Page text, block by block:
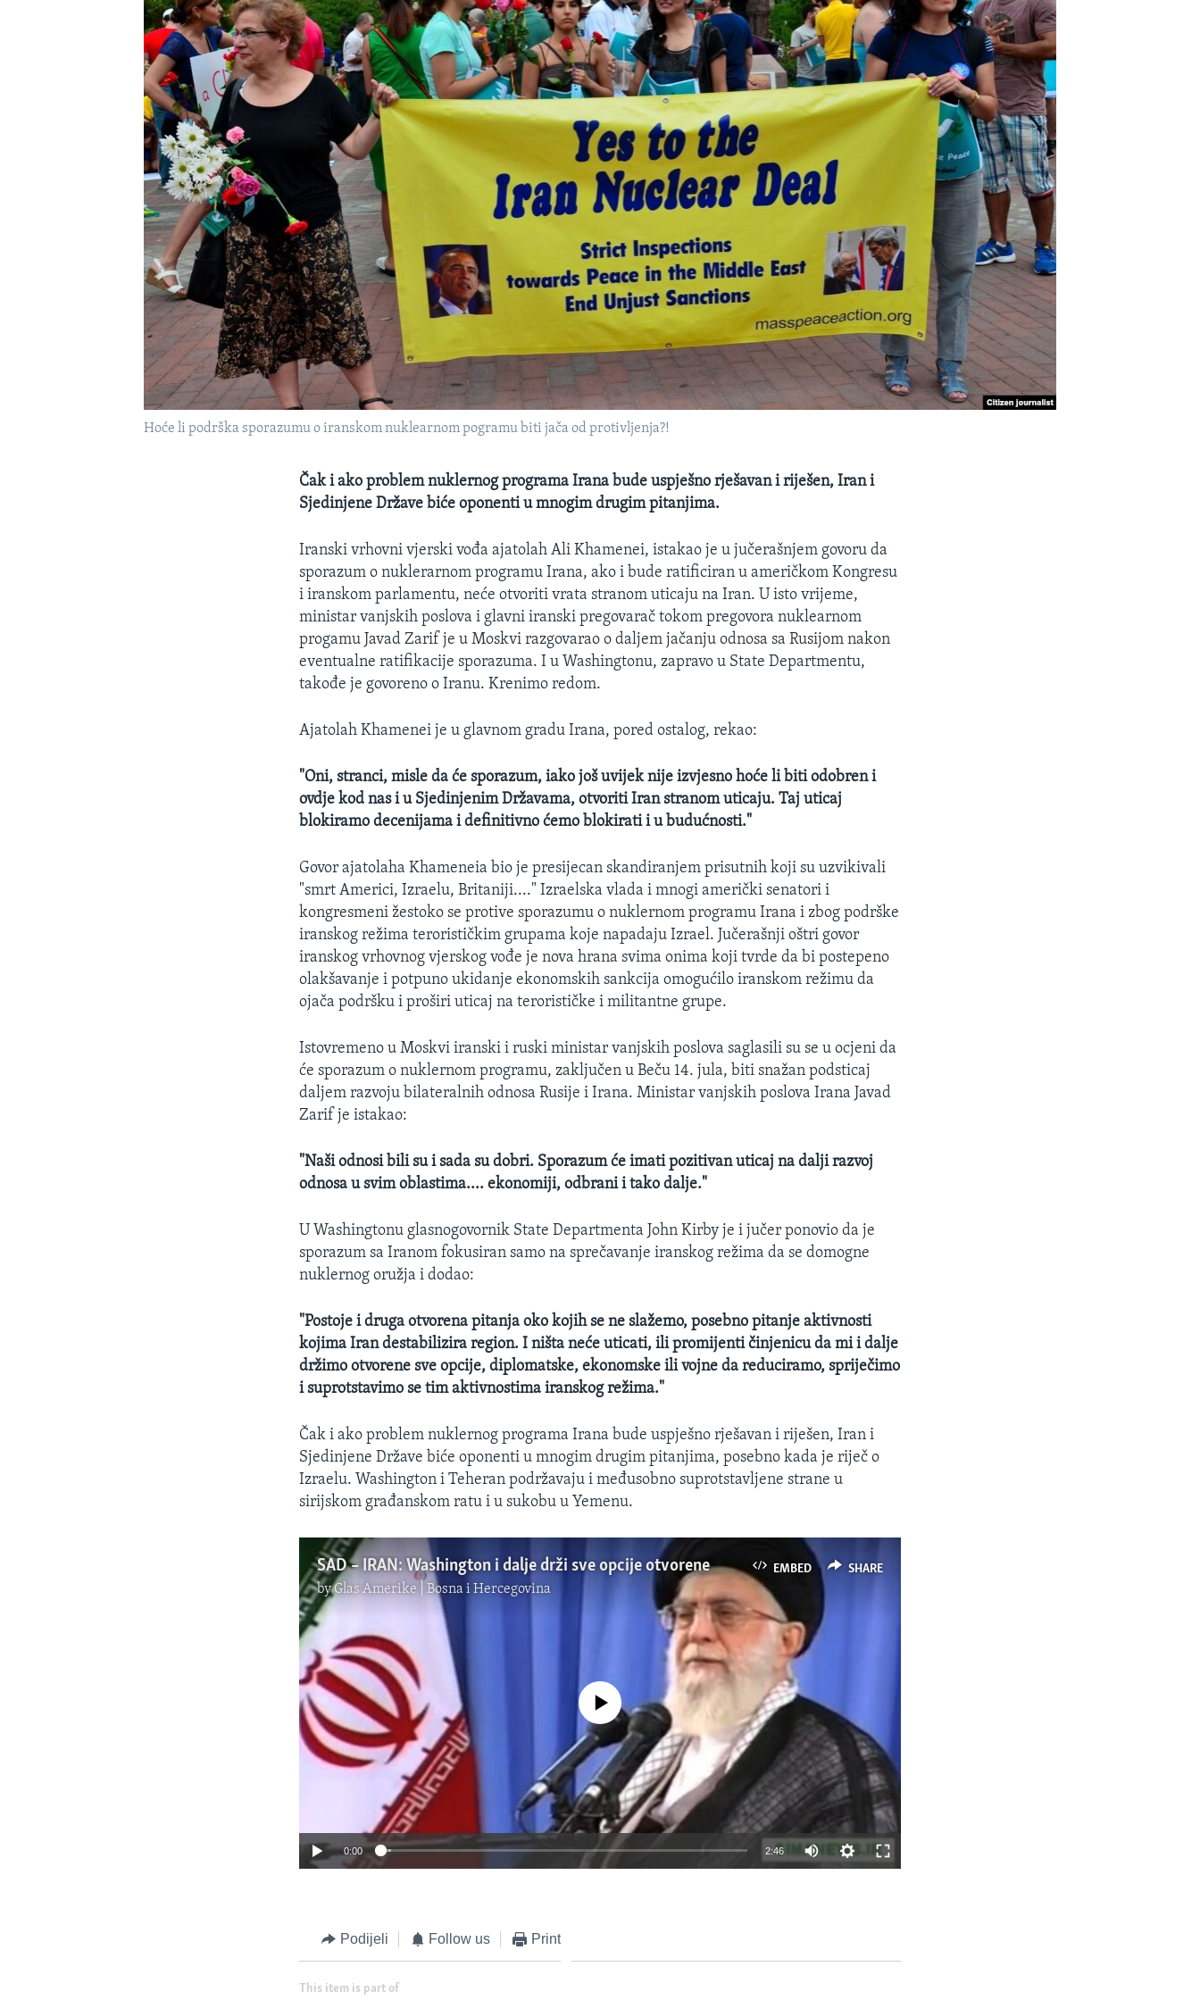
Hoće li podrška sporazumu o iranskom nuklearnom pogramu biti jača od protivljenja?!
Čak i ako problem nuklernog programa Irana bude uspješno rješavan i riješen, Iran i
Sjedinjene Države biće oponenti u mnogim drugim pitanjima.
Iranski vrhovni vjerski vođa ajatolah Ali Khamenei, istakao je u jučerašnjem govoru da
sporazum o nuklerarnom programu Irana, ako i bude ratificiran u američkom Kongresu
i iranskom parlamentu, neće otvoriti vrata stranom uticaju na Iran. U isto vrijeme,
ministar vanjskih poslova i glavni iranski pregovarač tokom pregovora nuklearnom
progamu Javad Zarif je u Moskvi razgovarao o daljem jačanju odnosa sa Rusijom nakon
eventualne ratifikacije sporazuma. I u Washingtonu, zapravo u State Departmentu,
takođe je govoreno o Iranu. Krenimo redom.
Ajatolah Khamenei je u glavnom gradu Irana, pored ostalog, rekao:
"Oni, stranci, misle da će sporazum, iako još uvijek nije izvjesno hoće li biti odobren i
ovdje kod nas i u Sjedinjenim Državama, otvoriti Iran stranom uticaju. Taj uticaj
blokiramo decenijama i definitivno ćemo blokirati i u budućnosti."
Govor ajatolaha Khameneia bio je presijecan skandiranjem prisutnih koji su uzvikivali
"smrt Americi, Izraelu, Britaniji...." Izraelska vlada i mnogi američki senatori i
kongresmeni žestoko se protive sporazumu o nuklernom programu Irana i zbog podrške
iranskog režima terorističkim grupama koje napadaju Izrael. Jučerašnji oštri govor
iranskog vrhovnog vjerskog vođe je nova hrana svima onima koji tvrde da bi postepeno
olakšavanje i potpuno ukidanje ekonomskih sankcija omogućilo iranskom režimu da
ojača podršku i proširi uticaj na terorističke i militantne grupe.
Istovremeno u Moskvi iranski i ruski ministar vanjskih poslova saglasili su se u ocjeni da
će sporazum o nuklernom programu, zaključen u Beču 14. jula, biti snažan podsticaj
daljem razvoju bilateralnih odnosa Rusije i Irana. Ministar vanjskih poslova Irana Javad
Zarif je istakao:
"Naši odnosi bili su i sada su dobri. Sporazum će imati pozitivan uticaj na dalji razvoj
odnosa u svim oblastima.... ekonomiji, odbrani i tako dalje."
U Washingtonu glasnogovornik State Departmenta John Kirby je i jučer ponovio da je
sporazum sa Iranom fokusiran samo na sprečavanje iranskog režima da se domogne
nuklernog oružja i dodao:
"Postoje i druga otvorena pitanja oko kojih se ne slažemo, posebno pitanje aktivnosti
kojima Iran destabilizira region. I ništa neće uticati, ili promijenti činjenicu da mi i dalje
držimo otvorene sve opcije, diplomatske, ekonomske ili vojne da reduciramo, spriječimo
i suprotstavimo se tim aktivnostima iranskog režima."
Čak i ako problem nuklernog programa Irana bude uspješno rješavan i riješen, Iran i
Sjedinjene Države biće oponenti u mnogim drugim pitanjima, posebno kada je riječ o
Izraelu. Washington i Teheran podržavaju i međusobno suprotstavljene strane u
sirijskom građanskom ratu i u sukobu u Yemenu.
EMBED SHARE
SAD – IRAN: Washington i dalje drži sve opcije otvorene
byGlas Amerike | Bosna i Hercegovina
No media source currently available
0:00 2:46
Podijeli Follow us Print
This item is part of